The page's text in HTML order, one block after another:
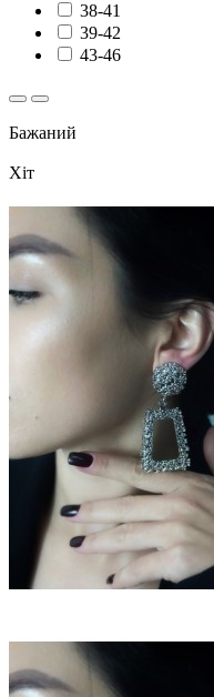
38-41
39-42
43-46
Бажаний
Хіт